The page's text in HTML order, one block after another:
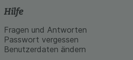
Hilfe
Fragen und Antworten
Passwort vergessen
Benutzerdaten ändern